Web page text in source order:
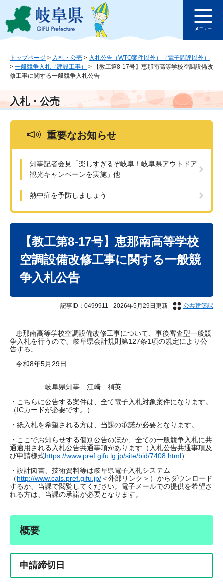
ジ
ュ
本
文
このページの本文へ
ュ
トップページ > 入札・公売 > 入札公告（WTO案件以外）（電子調達以外）
> 一般競争入札（建設工事） >
【教工第8-17号】恵那南高等学校空調設備改
修工事に関する一般競争入札公告
入札・公売
重要なお知らせ
知事記者会見「楽しすぎるぞ岐阜！岐阜県アウトドア
観光キャンペーンを実施」他
熱中症を予防しましょう
【教工第8-17号】恵那南高等学校
空調設備改修工事に関する一般競
争入札公告
記事ID：0499911 2026年5月29日更新 公共建築課
恵那南高等学校空調設備改修工事について、事後審査型一般競
争入札を行うので、岐阜県会計規則第127条1項の規定により公
告する。
令和8年5月29日
岐阜県知事 江崎 禎英
・こちらに公告する案件は、全て電子入札対象案件になります。
（ICカードが必要です。）
・紙入札を希望される方は、当課の承諾が必要となります。
・ここでお知らせする個別公告のほか、全ての一般競争入札に共
通適用される入札公告共通事項があります（入札公告共通事項及
び申請様式https://www.pref.gifu.lg.jp/site/bid/7408.html）
・設計図書、技術資料等は岐阜県電子入札システム
（http://www.cals.pref.gifu.jp/＜外部リンク＞ ）からダウンロード
するか、当課で閲覧してください。電子メールでの提供を希望さ
れる方は、当課の承諾が必要となります。
概要
申請締切日